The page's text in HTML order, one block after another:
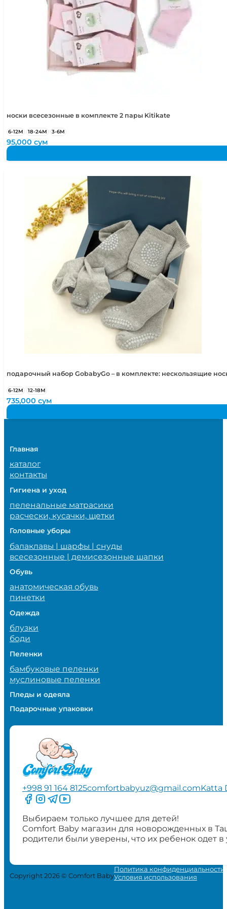
носки всесезонные в комплекте 2 пары Kitikate
6-12М 18-24М 3-6М
95,000сум
подарочный набор GobabyGo – в комплекте: нескользящие
6-12М 12-18М
735,000сум
Главная
каталог
контакты
Гигиена и уход
пеленальные матрасики
расчески, кусачки, щетки
Головные уборы
балаклавы | шарфы | снуды
всесезонные | демисезонные шапки
Обувь
анатомическая обувь
пинетки
Одежда
блузки
боди
Пеленки
бамбуковые пеленки
муслиновые пеленки
Пледы и одеяла
Подарочные упаковки
+998 91 164 8125comfortbabyuz@gmail.comKatta
Следите за нами на Facebook
Следите за нами в Instagram
Следите за нами в Telegram
Следите за нами в YouTube
Выбираем только лучшее для детей!
Comfort Baby магазин для новорожденных в
родители были уверены, что их ребенок одет
Copyright 2026 © Comfort Baby
Политика конфиденциальности
Условия использования